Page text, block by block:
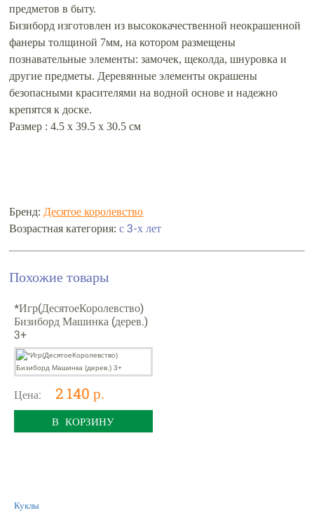
предметов в быту.
Бизиборд изготовлен из высококачественной неокрашенной
фанеры толщиной 7мм, на котором размещены
познавательные элементы: замочек, щеколда, шнуровка и
другие предметы. Деревянные элементы окрашены
безопасными красителями на водной основе и надежно
крепятся к доске.
Размер : 4.5 x 39.5 x 30.5 см
Бренд: Десятое королевство
Возрастная категория:с 3-х лет
Похожие товары
*Игр(ДесятоеКоролевство)
Бизиборд Машинка (дерев.)
3+
Цена: 2 140 р.
В КОРЗИНУ
Куклы